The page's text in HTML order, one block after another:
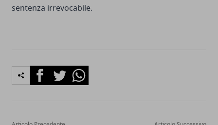
sentenza irrevocabile.
FacebookTwitterWhatsapp